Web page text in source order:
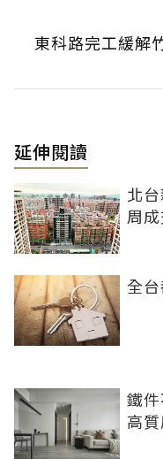
東科路完工緩解
延伸閱讀
北
周
全
鐵
高